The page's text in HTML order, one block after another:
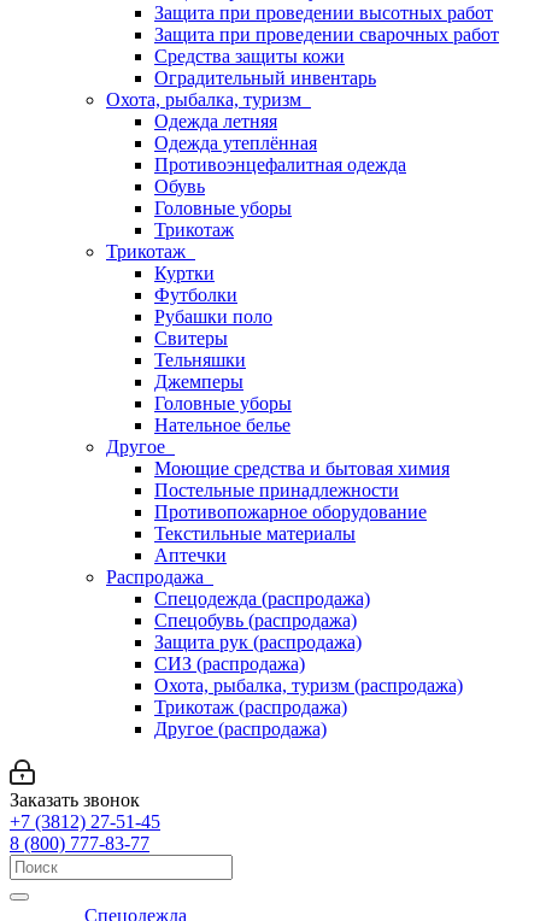
Защита при проведении высотных работ
Защита при проведении сварочных работ
Средства защиты кожи
Оградительный инвентарь
Охота, рыбалка, туризм
Одежда летняя
Одежда утеплённая
Противоэнцефалитная одежда
Обувь
Головные уборы
Трикотаж
Трикотаж
Куртки
Футболки
Рубашки поло
Свитеры
Тельняшки
Джемперы
Головные уборы
Нательное белье
Другое
Моющие средства и бытовая химия
Постельные принадлежности
Противопожарное оборудование
Текстильные материалы
Аптечки
Распродажа
Спецодежда (распродажа)
Спецобувь (распродажа)
Защита рук (распродажа)
СИЗ (распродажа)
Охота, рыбалка, туризм (распродажа)
Трикотаж (распродажа)
Другое (распродажа)
Заказать звонок
+7 (3812) 27-51-45
8 (800) 777-83-77
Спецодежда